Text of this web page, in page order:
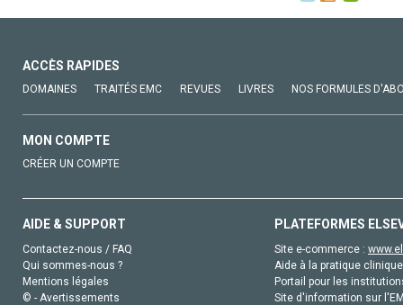
ACCÈS RAPIDES
DOMAINES TRAITÉS EMC REVUES LIVRES NOS FORMULES
MON COMPTE
CRÉER UN COMPTE
AIDE & SUPPORT
Contactez-nous / FAQ
Qui sommes-nous ?
Mentions légales
© - Avertissements
PLATEFORMES
Site e-commerce :
Aide à la pratique
Portail pour les
Site d'information sur